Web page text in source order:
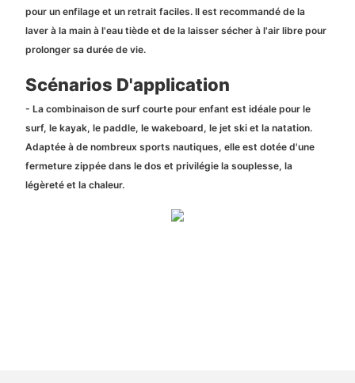
pour un enfilage et un retrait faciles. Il est recommandé de la
laver à la main à l'eau tiède et de la laisser sécher à l'air libre pour
prolonger sa durée de vie.
Scénarios D'application
- La combinaison de surf courte pour enfant est idéale pour le
surf, le kayak, le paddle, le wakeboard, le jet ski et la natation.
Adaptée à de nombreux sports nautiques, elle est dotée d'une
fermeture zippée dans le dos et privilégie la souplesse, la
légèreté et la chaleur.